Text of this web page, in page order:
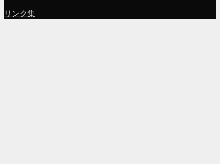
リンク集